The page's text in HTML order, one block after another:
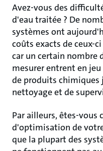
Avez-vous des
d'eau traitée ? De
systèmes ont
coûts exacts de ceux-
car un certain nombre
mesurer entrent en
de produits chimiques
nettoyage et de
Par ailleurs, êtes-vous
d'optimisation de
que la plupart des